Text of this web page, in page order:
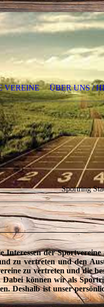
VEREINE ÜBER UNS /
Sportring
der
zu vertreten und den
zu vertreten und die
Dabei können wir als
Deshalb ist unser